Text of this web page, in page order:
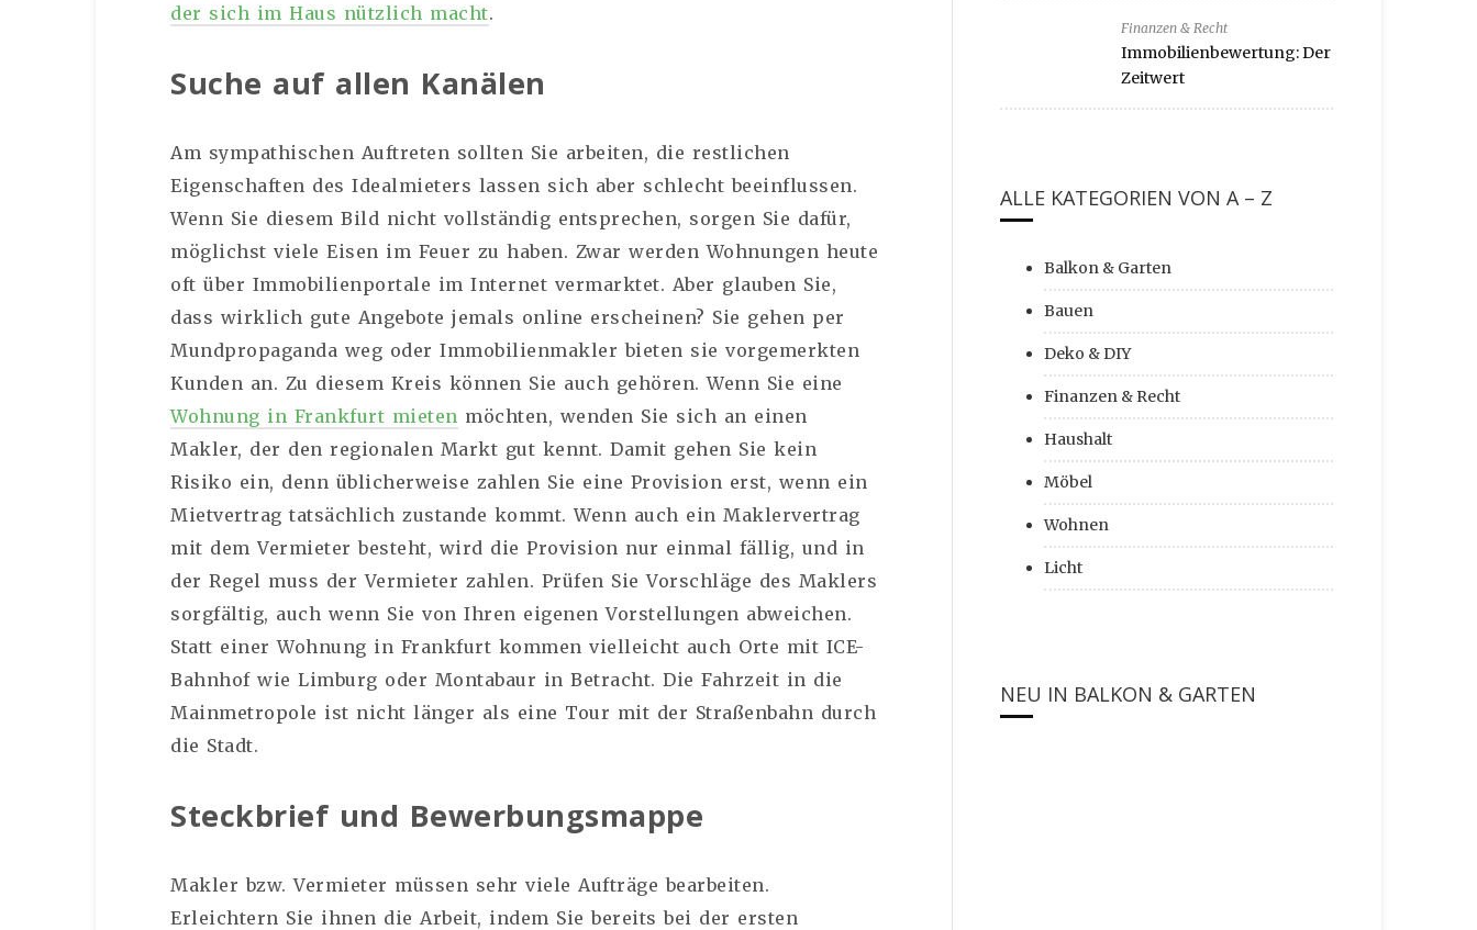
der sich im Haus nützlich macht.
Suche auf allen Kanälen
Am sympathischen Auftreten sollten Sie arbeiten, die restlichen
Eigenschaften des Idealmieters lassen sich aber schlecht beeinflussen.
Wenn Sie diesem Bild nicht vollständig entsprechen, sorgen Sie dafür,
möglichst viele Eisen im Feuer zu haben. Zwar werden Wohnungen heute
oft über Immobilienportale im Internet vermarktet. Aber glauben Sie,
dass wirklich gute Angebote jemals online erscheinen? Sie gehen per
Mundpropaganda weg oder Immobilienmakler bieten sie vorgemerkten
Kunden an. Zu diesem Kreis können Sie auch gehören. Wenn Sie eine
Wohnung in Frankfurt mieten möchten, wenden Sie sich an einen
Makler, der den regionalen Markt gut kennt. Damit gehen Sie kein
Risiko ein, denn üblicherweise zahlen Sie eine Provision erst, wenn ein
Mietvertrag tatsächlich zustande kommt. Wenn auch ein Maklervertrag
mit dem Vermieter besteht, wird die Provision nur einmal fällig, und in
der Regel muss der Vermieter zahlen. Prüfen Sie Vorschläge des Maklers
sorgfältig, auch wenn Sie von Ihren eigenen Vorstellungen abweichen.
Statt einer Wohnung in Frankfurt kommen vielleicht auch Orte mit ICE-
Bahnhof wie Limburg oder Montabaur in Betracht. Die Fahrzeit in die
Mainmetropole ist nicht länger als eine Tour mit der Straßenbahn durch
die Stadt.
Steckbrief und Bewerbungsmappe
Makler bzw. Vermieter müssen sehr viele Aufträge bearbeiten.
Erleichtern Sie ihnen die Arbeit, indem Sie bereits bei der ersten
Finanzen & Recht
Immobilienbewertung: Der
Zeitwert
ALLE KATEGORIEN VON A – Z
Balkon & Garten
Bauen
Deko & DIY
Finanzen & Recht
Haushalt
Möbel
Wohnen
Licht
NEU IN BALKON & GARTEN